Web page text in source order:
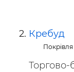
Кребуд
Покрівля
Торгово-